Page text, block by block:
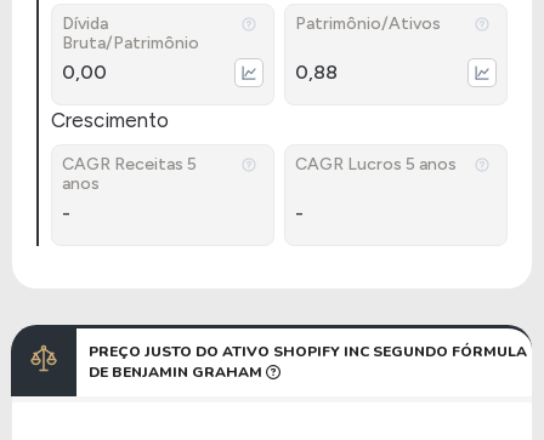
Dívida
Bruta/Patrimônio
0,00
Patrimônio/Ativos
0,88
Crescimento
CAGR Receitas 5
anos
-
CAGR Lucros 5 anos
-
PREÇO JUSTO DO ATIVO SHOPIFY INC SEGUNDO FÓRMULA
DE BENJAMIN GRAHAM